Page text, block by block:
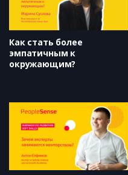
Как стать более
эмпатичным к
окружающим?